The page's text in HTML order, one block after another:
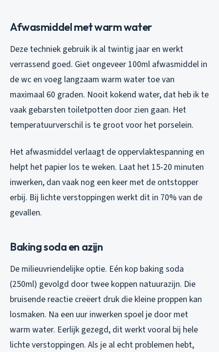
Afwasmiddel met warm water
Deze techniek gebruik ik al twintig jaar en werkt
verrassend goed. Giet ongeveer 100ml afwasmiddel in
de wc en voeg langzaam warm water toe van
maximaal 60 graden. Nooit kokend water, dat heb ik te
vaak gebarsten toiletpotten door zien gaan. Het
temperatuurverschil is te groot voor het porselein.
Het afwasmiddel verlaagt de oppervlaktespanning en
helpt het papier los te weken. Laat het 15-20 minuten
inwerken, dan vaak nog een keer met de ontstopper
erbij. Bij lichte verstoppingen werkt dit in 70% van de
gevallen.
Baking soda en azijn
De milieuvriendelijke optie. Eén kop baking soda
(250ml) gevolgd door twee koppen natuurazijn. Die
bruisende reactie creëert druk die kleine proppen kan
losmaken. Na een uur inwerken spoel je door met
warm water. Eerlijk gezegd, dit werkt vooral bij hele
lichte verstoppingen. Als je al echt problemen hebt,